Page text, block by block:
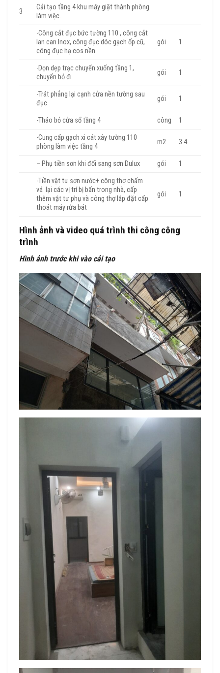
3
Cải tạo tầng 4 khu máy giặt thành phòng
làm việc.
-Công cắt đục bức tường 110 , công cắt
lan can Inox, công đục dóc gạch ốp cũ,
công đục hạ cos nền
gói 1
-Dọn dẹp trạc chuyển xuống tầng 1,
chuyển bỏ đi
gói 1
-Trát phẳng lại cạnh cửa nền tường sau
đục
gói 1
-Tháo bỏ cửa sổ tầng 4 công 1
-Cung cấp gạch xi cát xây tường 110
phòng làm việc tầng 4
m2 3.4
– Phụ tiền sơn khi đổi sang sơn Dulux gói 1
-Tiền vật tư sơn nước+ công thợ chấm
vá lại các vị trí bị bẩn trong nhà, cấp
thêm vật tư phụ và công thợ lắp đặt cấp
thoát máy rửa bát
gói 1
Hình ảnh và video quá trình thi công công
trình
Hình ảnh trước khi vào cải tạo